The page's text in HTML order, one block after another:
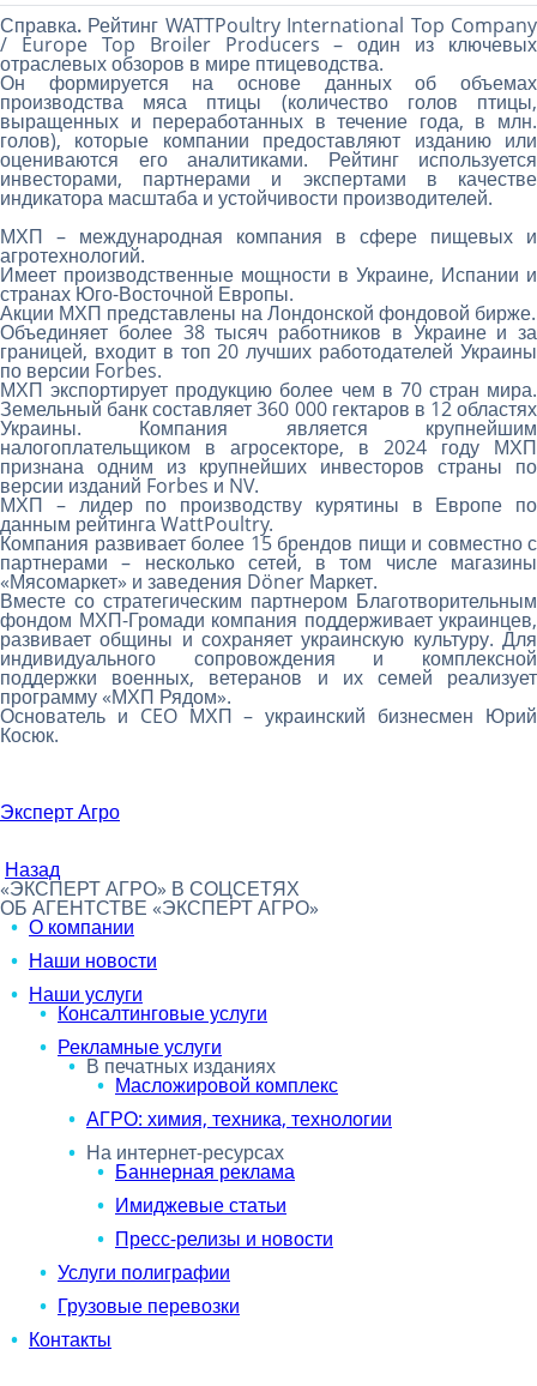
Справка. Рейтинг WATTPoultry International Top Company
/ Europe Top Broiler Producers– один из ключевых
отраслевых обзоров в мире птицеводства.
Он формируется на основе данных об объемах
производства мяса птицы (количество голов птицы,
выращенных и переработанных в течение года, в млн.
голов), которые компании предоставляют изданию или
оцениваются его аналитиками. Рейтинг используется
инвесторами, партнерами и экспертами в качестве
индикатора масштаба и устойчивости производителей.
МХП – международная компания в сфере пищевых и
агротехнологий.
Имеет производственные мощности в Украине, Испании и
странах Юго-Восточной Европы.
Акции МХП представлены на Лондонской фондовой бирже.
Объединяет более 38 тысяч работников в Украине и за
границей, входит в топ 20 лучших работодателей Украины
по версии Forbes.
МХП экспортирует продукцию более чем в 70 стран мира.
Земельный банк составляет 360 000 гектаров в 12 областях
Украины. Компания является крупнейшим
налогоплательщиком в агросекторе, в 2024 году МХП
признана одним из крупнейших инвесторов страны по
версии изданий Forbes и NV.
МХП – лидер по производству курятины в Европе по
данным рейтинга WattPoultry.
Компания развивает более 15 брендов пищи и совместно с
партнерами – несколько сетей, в том числе магазины
«Мясомаркет» и заведения Döner Маркет.
Вместе со стратегическим партнером Благотворительным
фондом МХП-Громади компания поддерживает украинцев,
развивает общины и сохраняет украинскую культуру. Для
индивидуального сопровождения и комплексной
поддержки военных, ветеранов и их семей реализует
программу «МХП Рядом».
Основатель и CEO МХП – украинский бизнесмен Юрий
Косюк.
Эксперт Агро
Назад
«ЭКСПЕРТ АГРО» В СОЦСЕТЯХ
ОБ АГЕНТСТВЕ «ЭКСПЕРТ АГРО»
О компании
Наши новости
Наши услуги
Консалтинговые услуги
Рекламные услуги
В печатных изданиях
Масложировой комплекс
АГРО: химия, техника, технологии
На интернет-ресурсах
Баннерная реклама
Имиджевые статьи
Пресс-релизы и новости
Услуги полиграфии
Грузовые перевозки
Контакты